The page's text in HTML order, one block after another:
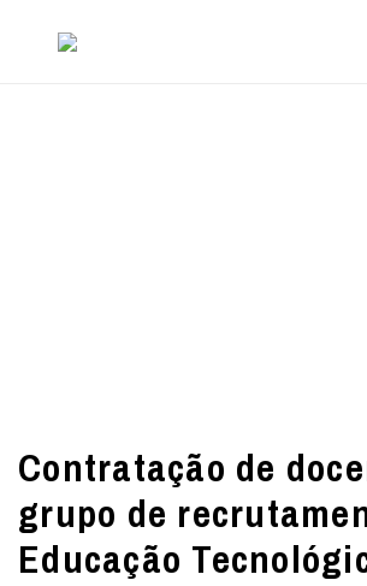
Contratação de
grupo de
Educação